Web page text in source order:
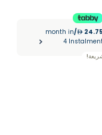
24.75
/
month in
4